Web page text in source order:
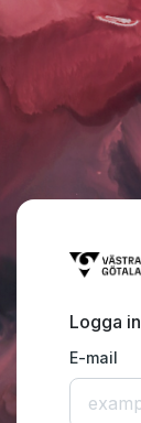
Logga in
E-mail